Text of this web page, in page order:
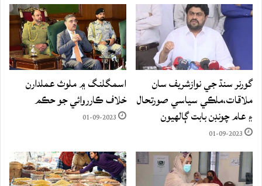
گورنر سنڌ جي نوازشريف سان
ملاقات،ملڪي سياسي صورتحال
۽ عام چونڊن بابت ڳالهيون
01-09-2023
اسمگلنگ ۾ ملوث عملدارن
خلاف ڪارروائي جو حڪم
01-09-2023